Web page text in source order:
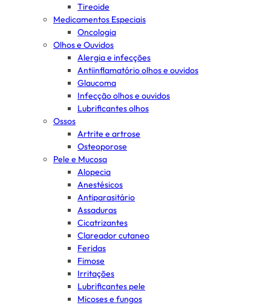
Tireoide
Medicamentos Especiais
Oncologia
Olhos e Ouvidos
Alergia e infecções
Antiinflamatório olhos e ouvidos
Glaucoma
Infecção olhos e ouvidos
Lubrificantes olhos
Ossos
Artrite e artrose
Osteoporose
Pele e Mucosa
Alopecia
Anestésicos
Antiparasitário
Assaduras
Cicatrizantes
Clareador cutaneo
Feridas
Fimose
Irritações
Lubrificantes pele
Micoses e fungos